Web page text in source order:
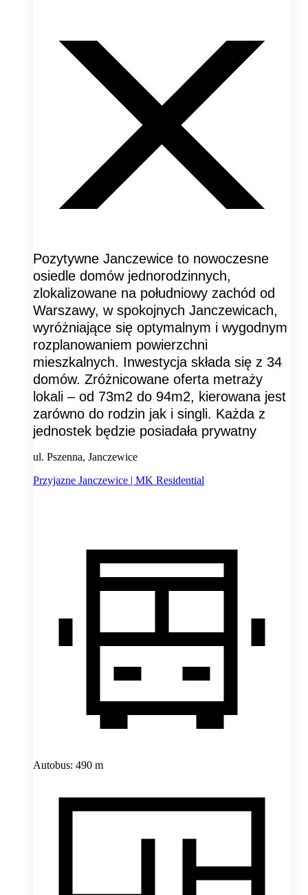
Pozytywne Janczewice to nowoczesne
osiedle domów jednorodzinnych,
zlokalizowane na południowy zachód od
Warszawy, w spokojnych Janczewicach,
wyróżniające się optymalnym i wygodnym
rozplanowaniem powierzchni
mieszkalnych. Inwestycja składa się z 34
domów. Zróżnicowane oferta metraży
lokali – od 73m2 do 94m2, kierowana jest
zarówno do rodzin jak i singli. Każda z
jednostek będzie posiadała prywatny
ul. Pszenna, Janczewice
Przyjazne Janczewice | MK Residential
Autobus: 490 m